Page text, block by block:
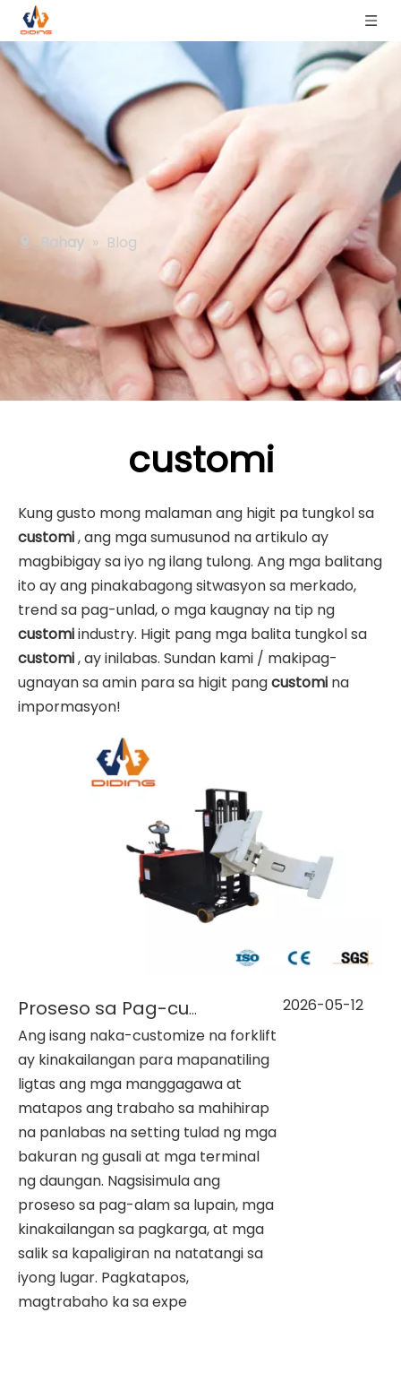
Bahay » Blog
customi
Kung gusto mong malaman ang higit pa tungkol sa
customi, ang mga sumusunod na artikulo ay
magbibigay sa iyo ng ilang tulong. Ang mga balitang
ito ay ang pinakabagong sitwasyon sa merkado,
trend sa pag-unlad, o mga kaugnay na tip ng
customiindustry. Higit pang mga balita tungkol sa
customi, ay inilabas. Sundan kami / makipag-
ugnayan sa amin para sa higit pangcustomi na
impormasyon!
Proseso sa Pag-customize ng Forklift para sa Mabigat na Gawain sa Labas
Ang isang naka-customize na forklift
ay kinakailangan para mapanatiling
ligtas ang mga manggagawa at
matapos ang trabaho sa mahihirap
na panlabas na setting tulad ng mga
bakuran ng gusali at mga terminal
ng daungan. Nagsisimula ang
proseso sa pag-alam sa lupain, mga
kinakailangan sa pagkarga, at mga
salik sa kapaligiran na natatangi sa
iyong lugar. Pagkatapos,
magtrabaho ka sa expe
2026-05-12